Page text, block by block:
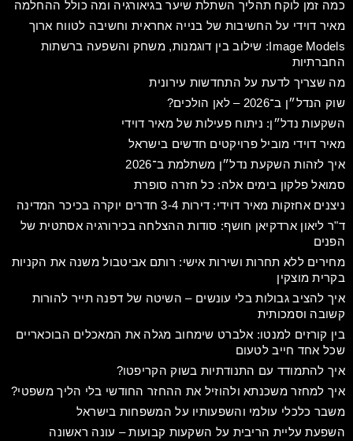
כמה זמן לוקח תהליך השתלת שיער בגיאורגיה ומה כולל ההחלמה
מאיר דוידי על החשיבות של בנייה אחראית וחשיבה לטווח ארוך
Image Models: שילוב בין דוגמנות, משחק והשפעה ברשתות
החברתיות
מה שצריך לדעת על התחדשות עירונית
שוק הנדל״ן ב־2026 – לאן הולכים?
השקעות נדל״ן: ניתוח פעילות של מאיר דוידי
מאיר דוידי מוביל פרויקטים חדשים בישראל
איך לזהות השקעת נדל״ן משתלמת ב־2026
סמואל פלקון בימים אלה: כל חזרה סופרת
ניצנים אחזקות מאיר דוידי: דירות 3-4 חדרים יוקרה בכיכר המדינה
ד"ר ליאון ארדקיאן חושף: סודות ההצלחה בכירורגיה אסתטית של
הפנים
מחירים ללא תחרות ושירות אישי: רותם אביטבול משנה את הקניות
בקרית מוצקין​
איך להציב גבולות בלי עונשים – השיטה של דפנה תייר להורות
קשובה וסמכותית
בין קורזים למנטו: אלברט שימחוב מגלה את המאכלים הבוכאריים
שכל אחד חייב לטעום
איך להתמודד עם התנודתיות בשוק הקריפטו?
איך למחזר משכנתא ולהוזיל את ההחזר החודשי בלי הליך משפטי?
משבר כלכלי עולמי והשפעותיו על המשפחות בישראל
השפעת עליית הריבית על השקעות קבועות – עונה ראשונה